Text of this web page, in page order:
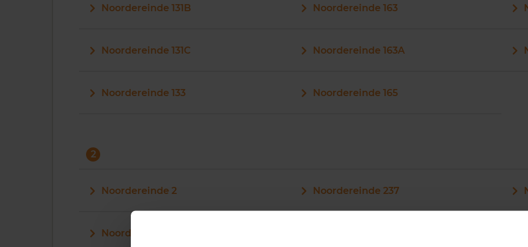
Noordereinde 131B
Noordereinde 131C
Noordereinde 133
Noordereinde 163
Noordereinde 163A
Noordereinde 165
2
Noordereinde 2
Noordereinde 20
Noordereinde 237